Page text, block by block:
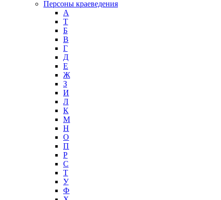
Персоны краеведения
А
T
Б
В
Г
Д
Е
Ж
З
И
Л
К
М
Н
О
П
Р
С
Т
У
Ф